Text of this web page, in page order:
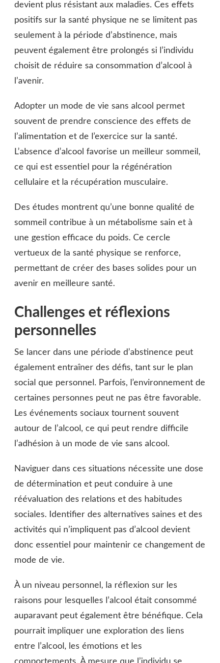
devient plus résistant aux maladies. Ces effets
positifs sur la santé physique ne se limitent pas
seulement à la période d’abstinence, mais
peuvent également être prolongés si l’individu
choisit de réduire sa consommation d’alcool à
l’avenir.
Adopter un mode de vie sans alcool permet
souvent de prendre conscience des effets de
l’alimentation et de l’exercice sur la santé.
L’absence d’alcool favorise un meilleur sommeil,
ce qui est essentiel pour la régénération
cellulaire et la récupération musculaire.
Des études montrent qu’une bonne qualité de
sommeil contribue à un métabolisme sain et à
une gestion efficace du poids. Ce cercle
vertueux de la santé physique se renforce,
permettant de créer des bases solides pour un
avenir en meilleure santé.
Challenges et réflexions
personnelles
Se lancer dans une période d’abstinence peut
également entraîner des défis, tant sur le plan
social que personnel. Parfois, l’environnement de
certaines personnes peut ne pas être favorable.
Les événements sociaux tournent souvent
autour de l’alcool, ce qui peut rendre difficile
l’adhésion à un mode de vie sans alcool.
Naviguer dans ces situations nécessite une dose
de détermination et peut conduire à une
réévaluation des relations et des habitudes
sociales. Identifier des alternatives saines et des
activités qui n’impliquent pas d’alcool devient
donc essentiel pour maintenir ce changement de
mode de vie.
À un niveau personnel, la réflexion sur les
raisons pour lesquelles l’alcool était consommé
auparavant peut également être bénéfique. Cela
pourrait impliquer une exploration des liens
entre l’alcool, les émotions et les